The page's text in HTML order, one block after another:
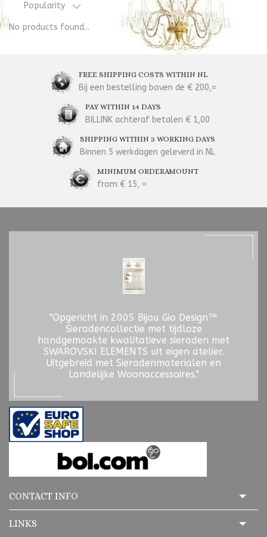
Popularity
No products found...
FREE SHIPPING COSTS WITHIN NL
Bij een bestelling boven de € 200,=
PAY WITHIN 14 DAYS
BILLINK achteraf betalen € 1,00
SHIPPING WITHIN 3 WORKING DAYS
Binnen 5 werkdagen geleverd in NL
MINIMUM ORDERAMOUNT
from € 15, =
"Opgericht in 2005 Bijou Gio Design™
Sieradencollectie met tijdloze
handgemaakte kwalitatieve sieraden met
SWAROVSKI ELEMENTS uit eigen atelier.
Uitgebreid met Sieradenmaterialen en
Landelijke Woonaccessoires."
CONTACT INFO
LINKS